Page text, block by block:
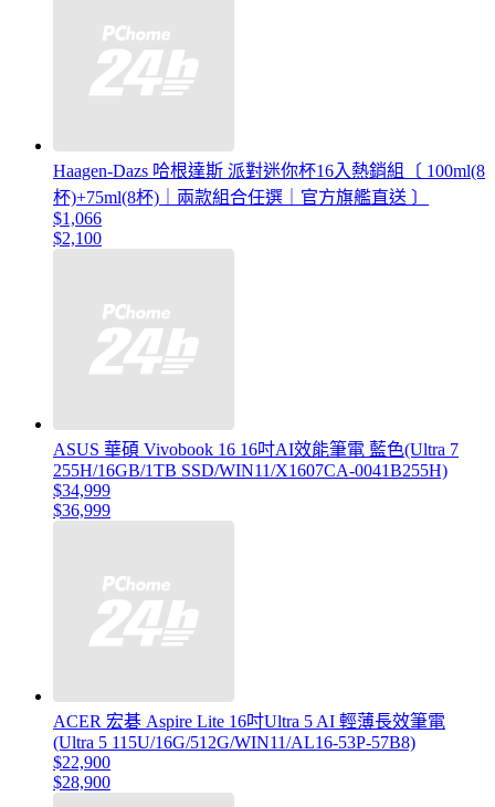
Haagen-Dazs 哈根達斯 派對迷你杯16入熱銷組〔 100ml(8
杯)+75ml(8杯)｜兩款組合任選｜官方旗艦直送 〕
$1,066
$2,100
ASUS 華碩 Vivobook 16 16吋AI效能筆電 藍色(Ultra 7
255H/16GB/1TB SSD/WIN11/X1607CA-0041B255H)
$34,999
$36,999
ACER 宏碁 Aspire Lite 16吋Ultra 5 AI 輕薄長效筆電
(Ultra 5 115U/16G/512G/WIN11/AL16-53P-57B8)
$22,900
$28,900